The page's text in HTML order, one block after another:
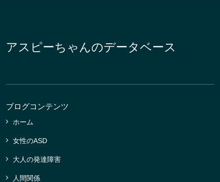
アスピーちゃんのデータベース
ブログコンテンツ
ホーム
女性のASD
大人の発達障害
人間関係